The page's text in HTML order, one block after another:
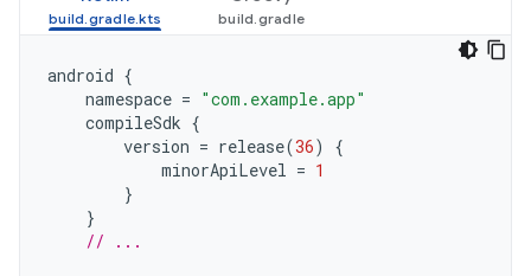
android {
namespace = "com.example.app"
compileSdk {
version = release(36)
{
minorApiLevel = 1
}
}
// ...